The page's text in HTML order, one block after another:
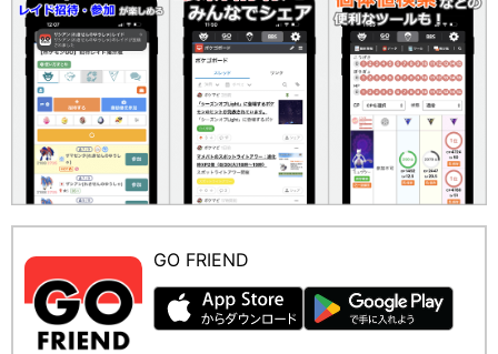
GO FRIEND